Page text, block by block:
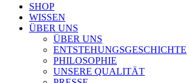
SHOP
WISSEN
ÜBER UNS
ÜBER UNS
ENTSTEHUNGSGESCHICHTE
PHILOSOPHIE
UNSERE QUALITÄT